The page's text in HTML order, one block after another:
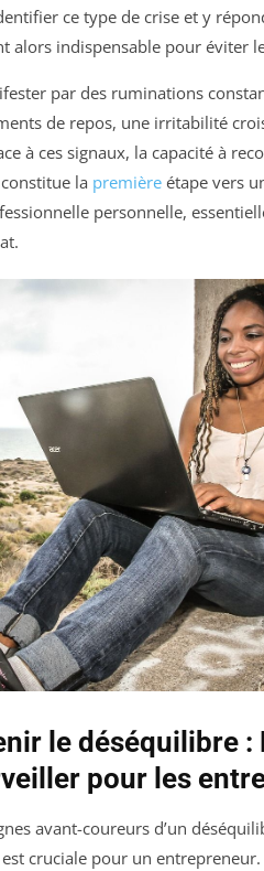
ce type de crise et y
alors indispensable pour éviter
par des ruminations
de repos, une irritabilité
à ces signaux, la capacité à
la première étape vers
personnelle,
le déséquilibre :
pour les
avant-coureurs d’un
cruciale pour un entrepreneur.